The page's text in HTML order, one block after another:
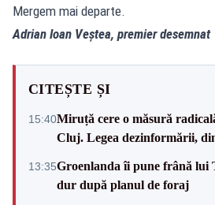
Mergem mai departe.
Adrian Ioan Veștea, premier desemnat
CITEȘTE ȘI
15:40Miruță cere o măsură
Cluj. Legea dezinformării,
13:35Groenlanda îi pune frână lui
dur după planul de foraj